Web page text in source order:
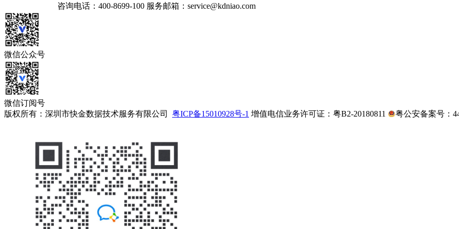
咨询电话： 400-8699-100 服务邮箱： service@kdniao.com
微信公众号
微信订阅号
版权所有：深圳市快金数据技术服务有限公司 粤ICP备15010928号-1 增值电信业务许可证：粤B2-20180811 粤公安备案号：